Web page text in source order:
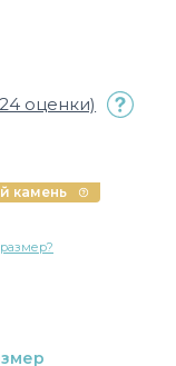
оценки)
камень